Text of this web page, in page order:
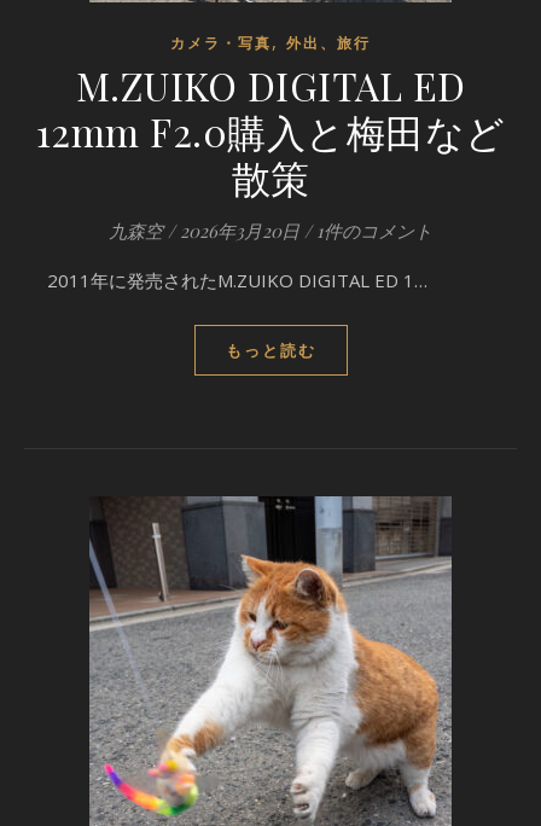
カメラ・写真, 外出、旅行
M.ZUIKO DIGITAL ED
12mm F2.0購入と梅田など
散策
九森空 / 2026年3月20日 / 1件のコメント
2011年に発売されたM.ZUIKO DIGITAL ED 1…
もっと読む